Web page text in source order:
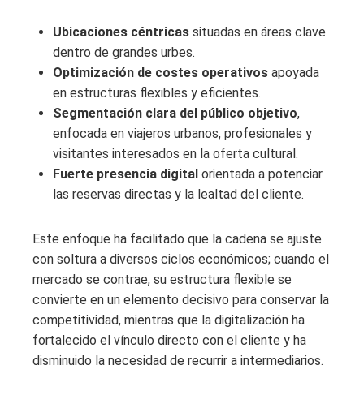
Ubicaciones céntricas situadas en áreas clave
dentro de grandes urbes.
Optimización de costes operativos apoyada
en estructuras flexibles y eficientes.
Segmentación clara del público objetivo,
enfocada en viajeros urbanos, profesionales y
visitantes interesados en la oferta cultural.
Fuerte presencia digital orientada a potenciar
las reservas directas y la lealtad del cliente.
Este enfoque ha facilitado que la cadena se ajuste
con soltura a diversos ciclos económicos; cuando el
mercado se contrae, su estructura flexible se
convierte en un elemento decisivo para conservar la
competitividad, mientras que la digitalización ha
fortalecido el vínculo directo con el cliente y ha
disminuido la necesidad de recurrir a intermediarios.